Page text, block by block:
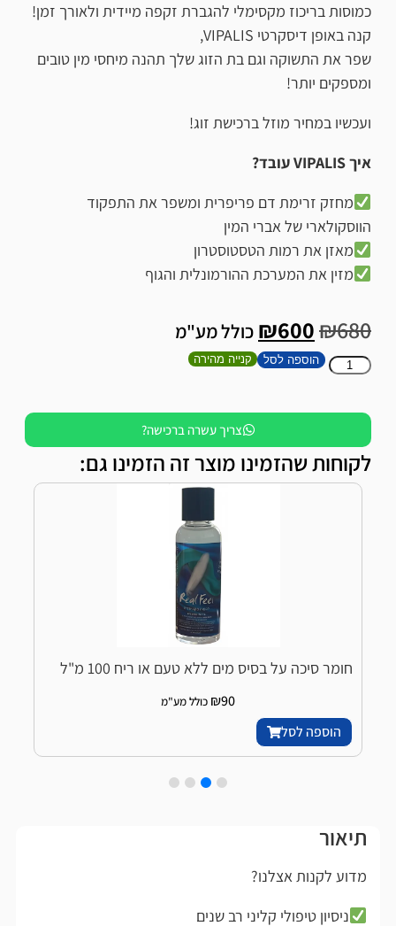
כמוסות בריכוז מקסימלי להגברת זקפה מיידית ולאורך זמן!
קנה באופן דיסקרטי VIPALIS,
שפר את התשוקה וגם בת הזוג שלך תהנה מיחסי מין טובים
ומספקים יותר!
ועכשיו במחיר מוזל ברכישת זוג!
איך VIPALIS עובד?
מחזק זרימת דם פריפרית ומשפר את התפקוד
הווסקולארי של אברי המין
מאזן את רמות הטסטוסטרון
מזין את המערכת ההורמונלית והגוף
₪680
₪600 כולל מע"מ
הוספה לסל קנייה מהירה
צריך עשרה ברכישה?
לקוחות שהזמינו מוצר זה הזמינו גם:
חומר סיכה על בסיס מים ללא טעם או ריח 100 מ"ל
₪90 כולל מע"מ
הוספה לסל
תיאור
מדוע לקנות אצלנו?
ניסיון טיפולי קליני רב שנים